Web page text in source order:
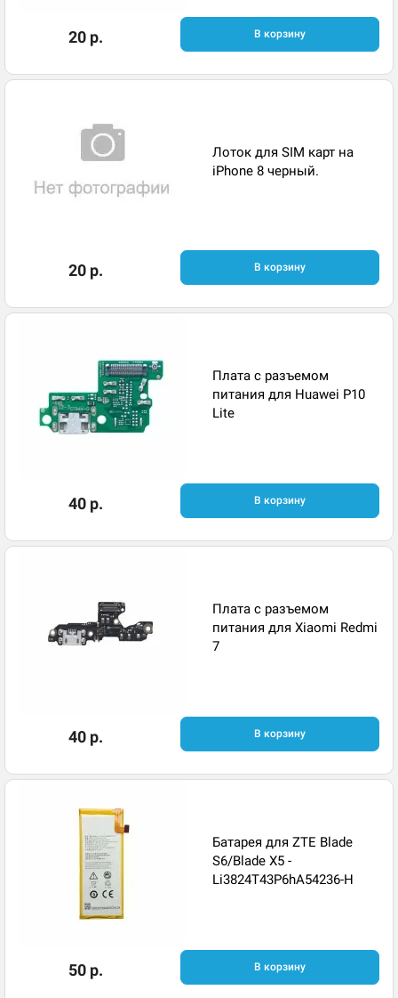
20 р. В корзину
Лоток для SIM карт на
iPhone 8 черный.
20 р. В корзину
Плата с разъемом
питания для Huawei P10
Lite
40 р. В корзину
Плата с разъемом
питания для Xiaomi Redmi
7
40 р. В корзину
Батарея для ZTE Blade
S6/Blade X5 -
Li3824T43P6hA54236-H
50 р. В корзину